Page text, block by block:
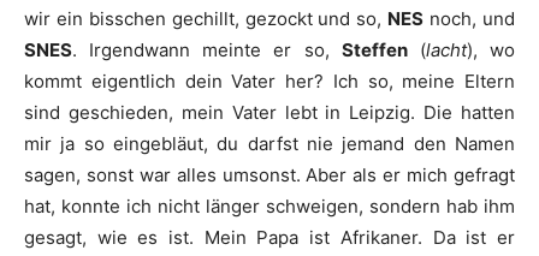
wir ein bisschen gechillt, gezockt und so, NES noch, und
SNES. Irgendwann meinte er so, Steffen(lacht), wo
kommt eigentlich dein Vater her? Ich so, meine Eltern
sind geschieden, mein Vater lebt in Leipzig. Die hatten
mir ja so eingebläut, du darfst nie jemand den Namen
sagen, sonst war alles umsonst. Aber als er mich gefragt
hat, konnte ich nicht länger schweigen, sondern hab ihm
gesagt, wie es ist. Mein Papa ist Afrikaner. Da ist er